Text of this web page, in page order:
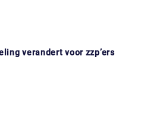
verandert voor zzp’ers